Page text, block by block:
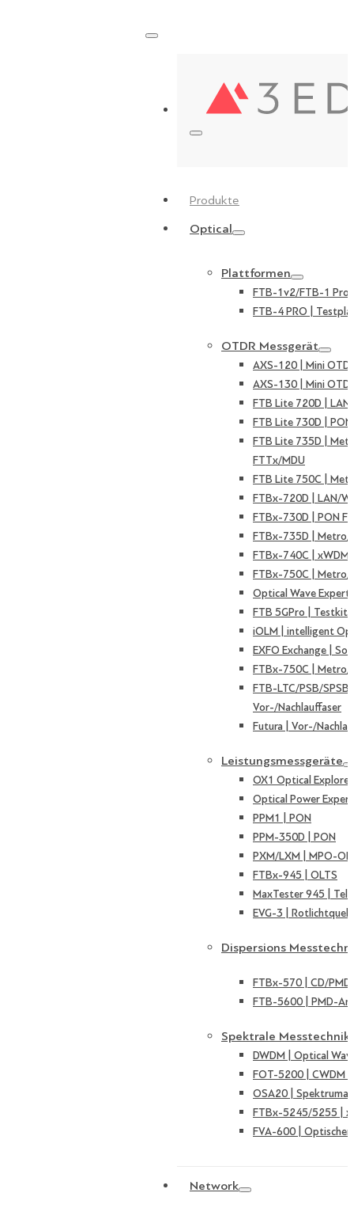
Produkte
Optical
Plattformen
FTB-1v2/FTB-1
FTB-4 PRO |
OTDR Messgerät
AXS-120 | Mini
AXS-130 | Mini
FTB Lite 720D |
FTB Lite 730D |
FTB Lite 735D |
FTTx/MDU
FTB Lite 750C |
FTBx-720D | LAN/
FTBx-730D | PON
FTBx-735D | Metro/
FTBx-740C | xWDM
FTBx-750C | Metro/
Optical Wave Expert
FTB 5GPro | Testkit
iOLM | intelligent
EXFO Exchange |
FTBx-750C | Metro/
FTB-LTC/PSB/SPSB
Vor-/Nachlauffaser
Futura | Vor-/
Leistungsmessgeräte
OX1 Optical Explorer
Optical Power Expert
PPM1 | PON
PPM-350D | PON
PXM/LXM | MPO-
FTBx-945 | OLTS
MaxTester 945 |
EVG-3 |
Dispersions
FTBx-570 | CD/
FTB-5600 | PMD-
Spektrale Messtechnik
DWDM | Optical
FOT-5200 | CWDM
OSA20 |
FTBx-5245/5255 |
FVA-600 | Optischer
Network